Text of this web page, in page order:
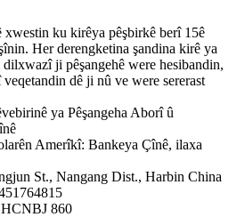
xwestin ku kirêya pêşbirkê berî 15ê
Her derengketina şandina kirê ya
​​ji pêşangehê were hesibandin,
dê ji nû ve were sererast
ya Pêşangeha Aborî û
Amerîkî: Bankeya Çînê, ilaxa
St., Nangang Dist., Harbin China
860